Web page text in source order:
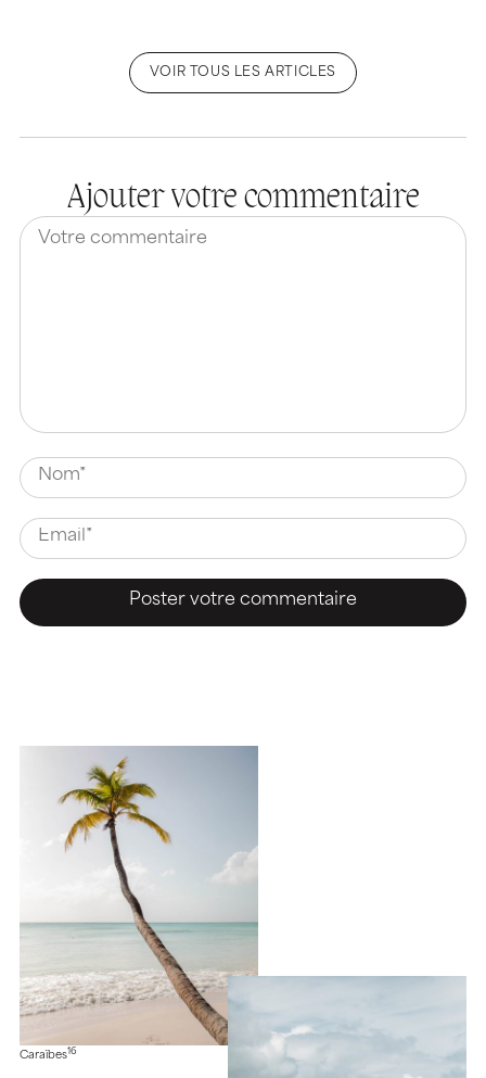
VOIR TOUS LES ARTICLES
Ajouter votre commentaire
Caraïbes16